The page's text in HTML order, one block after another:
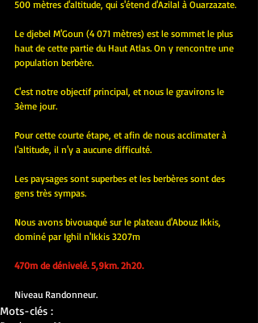
500 mètres d'altitude, qui s'étend d'Azilal à Ouarzazate.
Le djebel M'Goun (4 071 mètres) est le sommet le plus
haut de cette partie du Haut Atlas. On y rencontre une
population berbère.
C'est notre objectif principal, et nous le gravirons le
3ème jour.
Pour cette courte étape, et afin de nous acclimater à
l'altitude, il n'y a aucune difficulté.
Les paysages sont superbes et les berbères sont des
gens très sympas.
Nous avons bivouaqué sur le plateau d'Abouz Ikkis,
dominé par Ighil n'Ikkis 3207m
470m de dénivelé. 5,9km. 2h20.
Niveau Randonneur.
Mots-clés :